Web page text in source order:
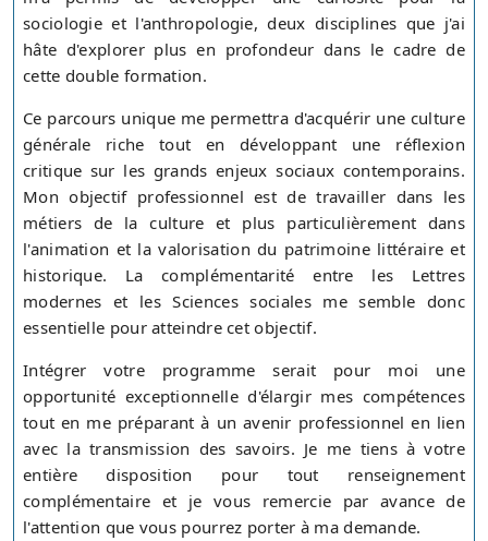
sociologie et l'anthropologie, deux disciplines que j'ai
hâte d'explorer plus en profondeur dans le cadre de
cette double formation.
Ce parcours unique me permettra d'acquérir une culture
générale riche tout en développant une réflexion
critique sur les grands enjeux sociaux contemporains.
Mon objectif professionnel est de travailler dans les
métiers de la culture et plus particulièrement dans
l'animation et la valorisation du patrimoine littéraire et
historique. La complémentarité entre les Lettres
modernes et les Sciences sociales me semble donc
essentielle pour atteindre cet objectif.
Intégrer votre programme serait pour moi une
opportunité exceptionnelle d'élargir mes compétences
tout en me préparant à un avenir professionnel en lien
avec la transmission des savoirs. Je me tiens à votre
entière disposition pour tout renseignement
complémentaire et je vous remercie par avance de
l'attention que vous pourrez porter à ma demande.